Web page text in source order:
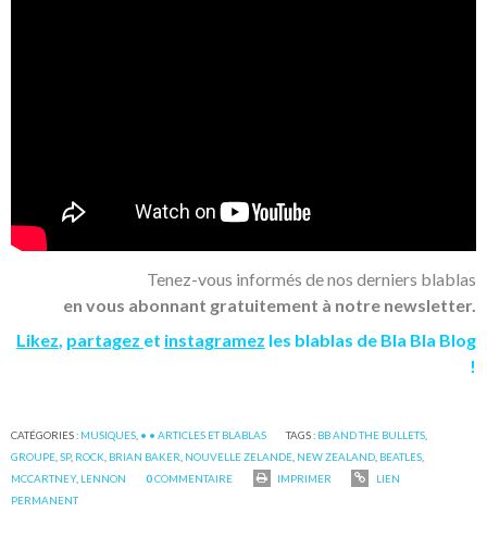
Tenez-vous informés de nos derniers blablas
en vous abonnant gratuitement à notre newsletter.
Likez, partagez et instagramez les blablas de Bla Bla Blog
!
CATÉGORIES : MUSIQUES • • ARTICLES ET BLABLAS TAGS : BB AND THE BULLETS
GROUPE ,SP, ROCK BRIAN BAKER NOUVELLE ZELANDE NEW ZEALAND BEATLES
MCCARTNEY, LENNON 0COMMENTAIRE IMPRIMER
LIEN
PERMANENT